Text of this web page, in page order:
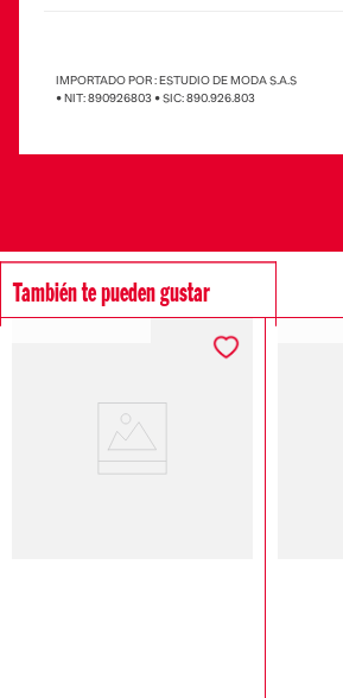
IMPORTADO POR : ESTUDIO DE MODA S.A.S
• NIT: 890926803 • SIC: 890.926.803
También te pueden gustar